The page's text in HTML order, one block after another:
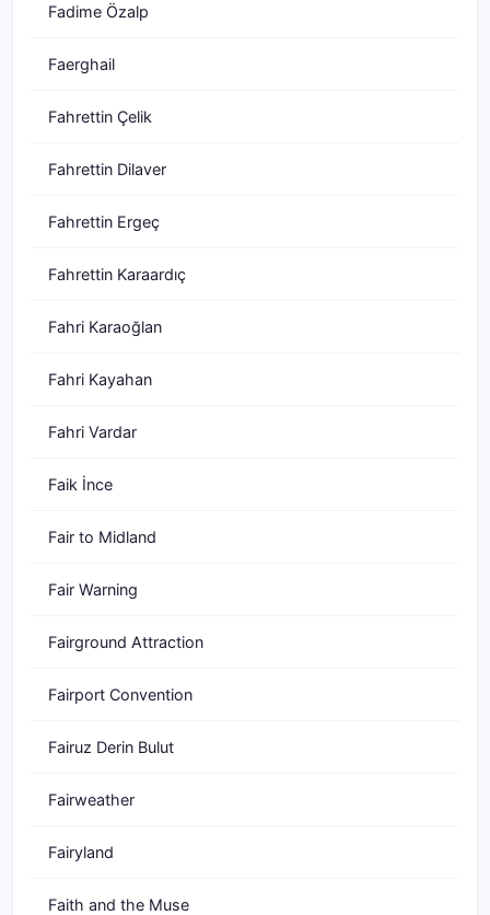
Fadime Özalp
Faerghail
Fahrettin Çelik
Fahrettin Dilaver
Fahrettin Ergeç
Fahrettin Karaardıç
Fahri Karaoğlan
Fahri Kayahan
Fahri Vardar
Faik İnce
Fair to Midland
Fair Warning
Fairground Attraction
Fairport Convention
Fairuz Derin Bulut
Fairweather
Fairyland
Faith and the Muse